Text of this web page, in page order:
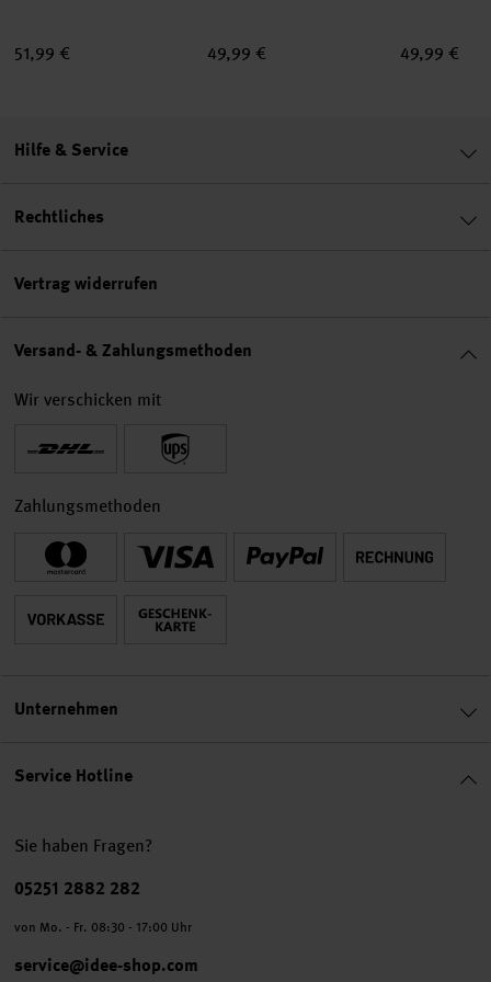
51,99 € 49,99 € 49,99 €
Service Hotline
Sie haben Fragen?
Telefonnummer
05251 2882 282
von Mo. - Fr. 08:30 - 17:00 Uhr
service@idee-shop.com
Hilfe & Service
Rechtliches
Vertrag widerrufen
Versand- & Zahlungsmethoden
Wir verschicken mit
Zahlungsmethoden
Unternehmen